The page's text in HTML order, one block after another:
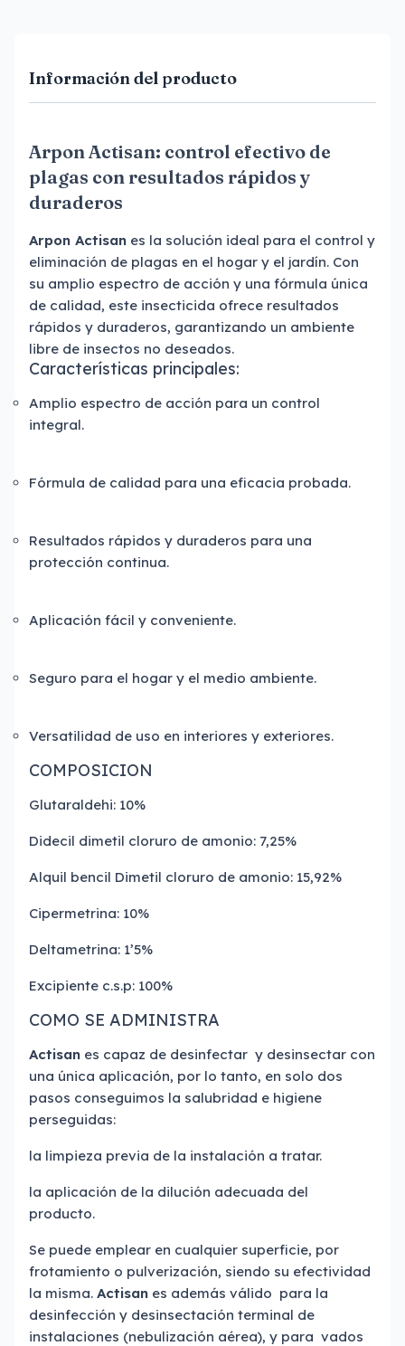
Información del producto
Arpon Actisan: control efectivo de
plagas con resultados rápidos y
duraderos
Arpon Actisan es la solución ideal para el control y
eliminación de plagas en el hogar y el jardín. Con
su amplio espectro de acción y una fórmula única
de calidad, este insecticida ofrece resultados
rápidos y duraderos, garantizando un ambiente
libre de insectos no deseados.
Características principales:
Amplio espectro de acción para un control
integral.
Fórmula de calidad para una eficacia probada.
Resultados rápidos y duraderos para una
protección continua.
Aplicación fácil y conveniente.
Seguro para el hogar y el medio ambiente.
Versatilidad de uso en interiores y exteriores.
COMPOSICION
Glutaraldehi: 10%
Didecil dimetil cloruro de amonio: 7,25%
Alquil bencil Dimetil cloruro de amonio: 15,92%
Cipermetrina: 10%
Deltametrina: 1’5%
Excipiente c.s.p: 100%
COMO SE ADMINISTRA
Actisan es capaz de desinfectar y desinsectar con
una única aplicación, por lo tanto, en solo dos
pasos conseguimos la salubridad e higiene
perseguidas:
la limpieza previa de la instalación a tratar.
la aplicación de la dilución adecuada del
producto.
Se puede emplear en cualquier superficie, por
frotamiento o pulverización, siendo su efectividad
la misma. Actisan es además válido para la
desinfección y desinsectación terminal de
instalaciones (nebulización aérea), y para vados